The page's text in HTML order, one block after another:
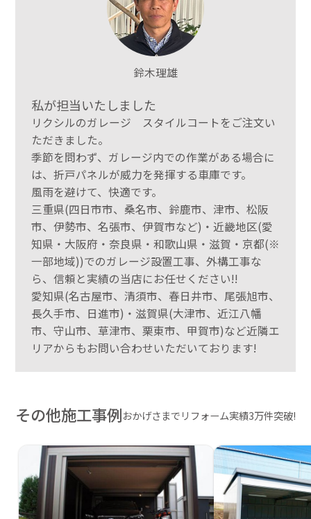
鈴木理雄
私が担当いたしました
リクシルのガレージ スタイルコートをご注文い
ただきました。
季節を問わず、ガレージ内での作業がある場合に
は、折戸パネルが威力を発揮する車庫です。
風雨を避けて、快適です。
三重県(四日市市、桑名市、鈴鹿市、津市、松阪
市、伊勢市、名張市、伊賀市など)・近畿地区(愛
知県・大阪府・奈良県・和歌山県・滋賀・京都(※
一部地域))でのガレージ設置工事、外構工事な
ら、信頼と実績の当店にお任せください!!
愛知県(名古屋市、清須市、春日井市、尾張旭市、
長久手市、日進市)・滋賀県(大津市、近江八幡
市、守山市、草津市、栗東市、甲賀市)など近隣エ
リアからもお問い合わせいただいております!
その他施工事例おかげさまでリフォーム実績3万件突破!